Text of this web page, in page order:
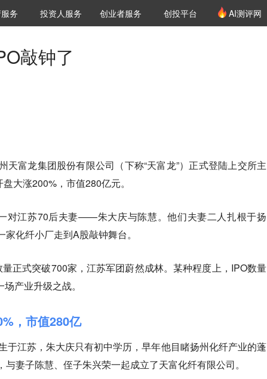
之窗
务 VClub投资机构库
投资机构职位推介
投资人服务 创投氪堂
创业者服务 创投平台 AI测评网
敲钟了
天富龙集团股份有限公司（下称“天富龙”）正式登陆上交所主
大涨200%，市值280亿元。
对江苏70后夫妻——朱大庆与陈慧。他们夫妻二人扎根于扬
化纤小厂走到A股敲钟舞台。
正式突破700家，江苏军团蔚然成林。某种程度上，IPO数量
产业升级之战。
，市值280亿
于江苏，朱大庆只有初中学历，早年他目睹扬州化纤产业的蓬
妻子陈慧、侄子朱兴荣一起成立了天富化纤有限公司。